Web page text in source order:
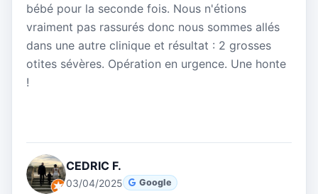
bébé pour la seconde fois. Nous n'étions
vraiment pas rassurés donc nous sommes allés
dans une autre clinique et résultat : 2 grosses
otites sévères. Opération en urgence. Une honte
!
CEDRIC F.
03/04/2025 Google